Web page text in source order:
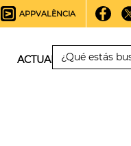
APPVALÈNCIA
ACTUALIDAD